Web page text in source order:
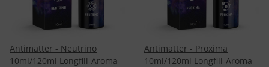
Antimatter - Neutrino
10ml/120ml Longfill-Aroma
Antimatter - Proxima
10ml/120ml Longfill-Aroma